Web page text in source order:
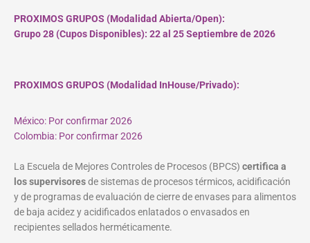
PROXIMOS GRUPOS (Modalidad Abierta/Open):
Grupo 28 (Cupos Disponibles): 22 al 25 Septiembre de 2026
PROXIMOS GRUPOS (Modalidad InHouse/Privado):
México: Por confirmar 2026
Colombia: Por confirmar 2026
La Escuela de Mejores Controles de Procesos (BPCS) certifica a
los supervisoresde sistemas de procesos térmicos, acidificación
y de programas de evaluación de cierre de envases para alimentos
de baja acidez y acidificados enlatados o envasados en
recipientes sellados herméticamente.